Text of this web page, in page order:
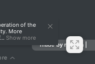
made by mediiia |
of the
More
Show more